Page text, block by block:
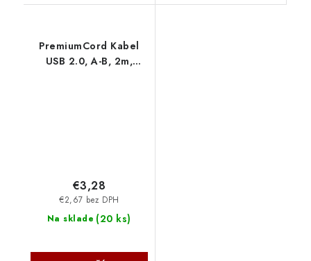
PremiumCord Kabel
USB 2.0, A-B, 2m,
Na sklade (20 ks)
€2,67 bez DPH
€3,28